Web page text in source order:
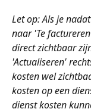
Let op: Als je
naar 'Te
direct zichtbaar
'Actualiseren'
kosten wel
kosten op een
dienst kosten